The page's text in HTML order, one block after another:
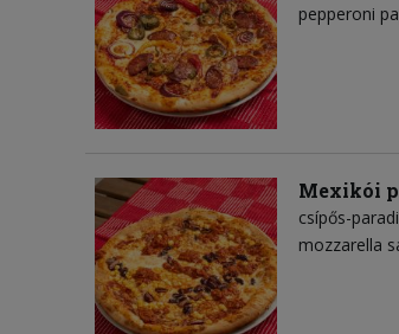
pepperoni
Mexikói
csípős-
mozzarella